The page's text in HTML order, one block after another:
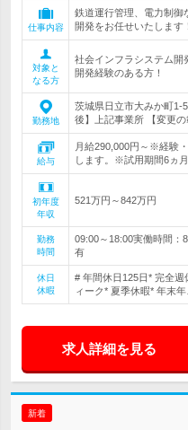
仕事内容
鉄道運行管理、電力制御
開発をお任せいたします！
対象と
なる方
社会インフラシステム開
開発経験のある方！
勤務地
茨城県日立市大みか町
後】上記事業所 【変更の
給与
月給290,000円～※経験
します。※試用期間6ヵ
初年度
年収
521万円～842万円
勤務
時間
09:00～18:00実働時間：
有
休日
休暇
# 年間休日125日* 完全
ィーク* 夏季休暇* 年末年
求人詳細を見る
新着